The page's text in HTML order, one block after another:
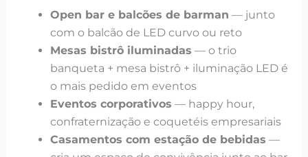
Open bar e balcões de barman — junto
com o balcão de LED curvo ou reto
Mesas bistrô iluminadas — o trio
banqueta + mesa bistrô + iluminação LED é
o mais pedido em eventos
Eventos corporativos — happy hour,
confraternização e coquetéis empresariais
Casamentos com estação de bebidas —